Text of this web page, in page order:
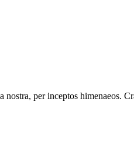
per inceptos himenaeos.